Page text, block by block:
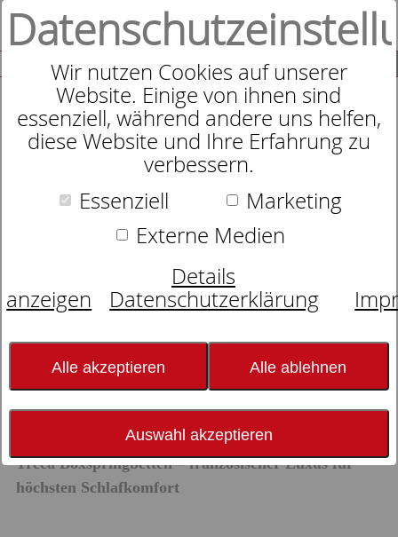
Wir nutzen Cookies auf unserer
Website. Einige von ihnen sind
essenziell, während andere uns helfen,
diese Website und Ihre Erfahrung zu
verbessern.
Essenziell
Marketing
Externe Medien
Details
anzeigen
Datenschutzerklärung
Alle akzeptieren Alle ablehnen
Auswahl akzeptieren
SUCHE
Treca Boxspringbett Modern
Treca Boxspringbetten – französischer Luxus für
höchsten Schlafkomfort